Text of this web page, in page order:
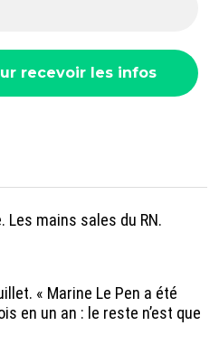
Les mains sales du RN.
« Marine Le Pen a été
en un an : le reste n’est que